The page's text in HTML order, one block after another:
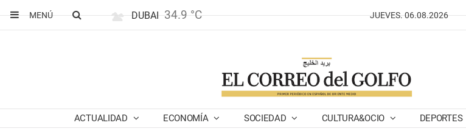
MENÚ
DUBAI 34.9 °C JUEVES. 06.08.2026
ACTUALIDAD ECONOMÍA SOCIEDAD CULTURA&OCIO DEPORTES